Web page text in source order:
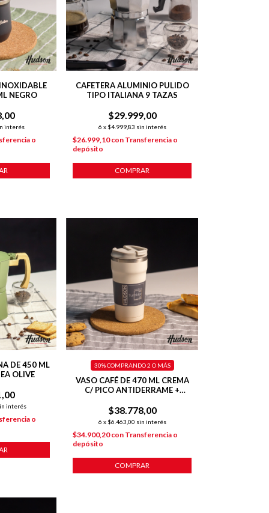
NEGRO
interés
o
CAFETERA ALUMINIO PULIDO
TIPO ITALIANA 9 TAZAS
$29.999,00
6 x $4.999,83 sin interés
$26.999,10con Transferencia o
depósito
COMPRAR
DE 450 ML
OLIVE
interés
o
VASO CAFÉ DE 470 ML CREMA
C/ PICO ANTIDERRAME +
HERMÉTICA
$38.778,00
6 x $6.463,00 sin interés
30%COMPRANDO 2 O MÁS
$34.900,20con Transferencia o
depósito
COMPRAR